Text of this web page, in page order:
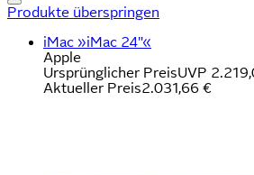
Produkte überspringen
iMac »iMac 24"«
Apple
Ursprünglicher PreisUVP
Aktueller Preis2.031,66 €